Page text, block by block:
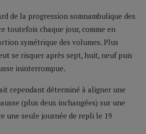
de la progression somnambulique des
toutefois chaque jour, comme en
symétrique des volumes. Plus
se risquer après sept, huit, neuf puis
ininterrompue.
cependant déterminé à aligner une
(plus deux inchangées) sur une
une seule journée de repli le 19